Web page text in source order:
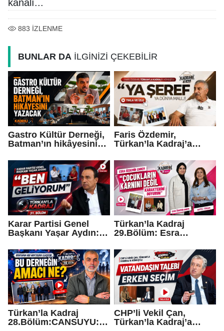
kanalı...
883 İZLENME
BUNLAR DA İLGİNİZİ ÇEKEBİLİR
Gastro Kültür Derneği,
Batman’ın hikâyesini
Faris Özdemir,
Türkan’la Kadraj’a
dünya malı..."
Karar Partisi Genel
Başkanı Yaşar Aydın:
Türkan’la Kadraj
29.Bölüm: Esra
“Çocukların karnını
değil, karakterini
doyurun”
Türkan’la Kadraj
28.Bölüm:CANSUYU:
CHP’li Vekil Çan,
Türkan’la Kadraj’a